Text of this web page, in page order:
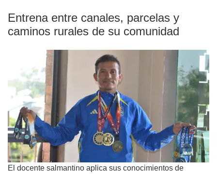
Entrena entre canales, parcelas y
caminos rurales de su comunidad
El docente salmantino aplica sus conocimientos de